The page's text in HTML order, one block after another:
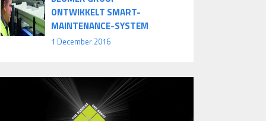
ONTWIKKELT SMART-
MAINTENANCE-SYSTEM
1 December 2016